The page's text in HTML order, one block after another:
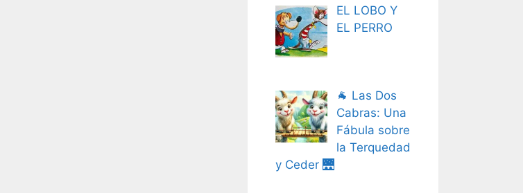
EL LOBO Y
EL PERRO
🐐 Las Dos
Cabras: Una
Fábula sobre
la Terquedad
y Ceder 🌉